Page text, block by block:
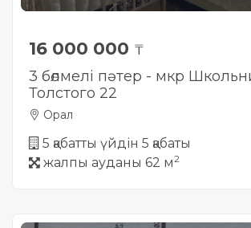
16 000 000 ₸
3 бөлмелі пәтер - мкр
Толстого 22
Орал
5 қабатты үйдін 5 қабаты
жалпы ауданы 62 м2